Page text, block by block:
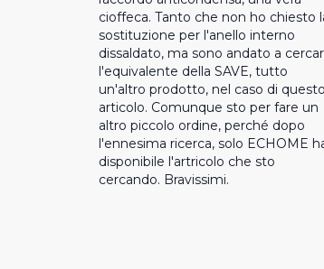
cioffeca. Tanto che non ho chiesto
sostituzione per l'anello interno
dissaldato, ma sono andato a
l'equivalente della SAVE, tutto
un'altro prodotto, nel caso di questo
articolo. Comunque sto per fare un
altro piccolo ordine, perché dopo
l'ennesima ricerca, solo ECHOME
disponibile l'artricolo che sto
cercando. Bravissimi.